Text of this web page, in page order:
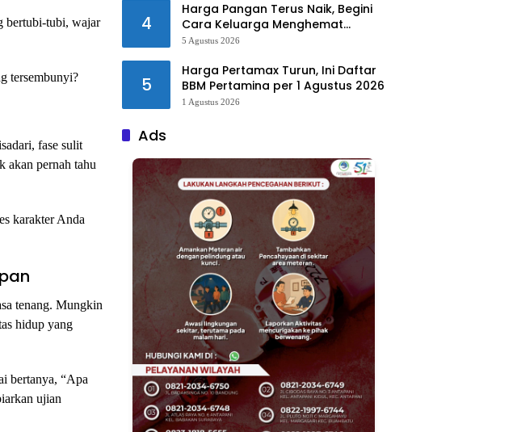
bertubi-tubi, wajar
tersembunyi?
fase sulit
akan pernah tahu
karakter Anda
tenang. Mungkin
hidup yang
bertanya, “Apa
ujian
4
Harga Pangan Terus Naik, Begini
Cara Keluarga Menghemat
Belanja
5 Agustus 2026
5
Harga Pertamax Turun, Ini Daftar
BBM Pertamina per 1 Agustus 2026
1 Agustus 2026
Ads